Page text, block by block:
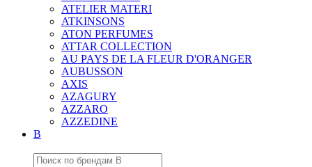
ATELIER MATERI
ATKINSONS
ATON PERFUMES
ATTAR COLLECTION
AU PAYS DE LA FLEUR D'ORANGER
AUBUSSON
AXIS
AZAGURY
AZZARO
AZZEDINE
B